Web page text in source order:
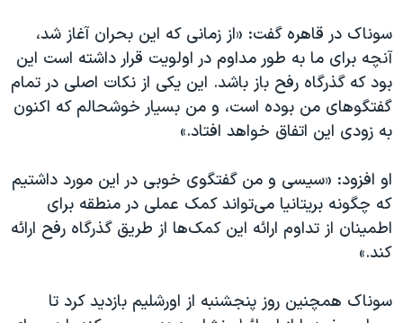
سوناک در قاهره گفت: «از زمانی که این بحران آغاز شد،
آنچه برای ما به طور مداوم در اولویت قرار داشته است این
بود که گذرگاه رفح باز باشد. این یکی از نکات اصلی در تمام
گفتگوهای من بوده است، و من بسیار خوشحالم که اکنون
به زودی این اتفاق خواهد افتاد.»
او افزود: «سیسی و من گفتگوی خوبی در این مورد داشتیم
که چگونه بریتانیا می‌تواند کمک عملی در منطقه برای
اطمینان از تداوم ارائه این کمک‌ها از طریق گذرگاه رفح ارائه
کند.»
سوناک همچنین روز پنجشنبه از اورشلیم بازدید کرد تا